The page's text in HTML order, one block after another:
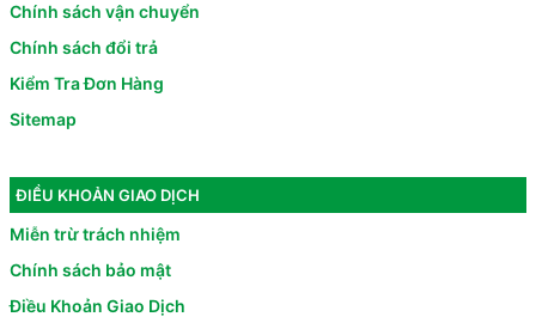
Chính sách vận chuyển
Chính sách đổi trả
Kiểm Tra Đơn Hàng
Sitemap
ĐIỀU KHOẢN GIAO DỊCH
Miễn trừ trách nhiệm
Chính sách bảo mật
Điều Khoản Giao Dịch